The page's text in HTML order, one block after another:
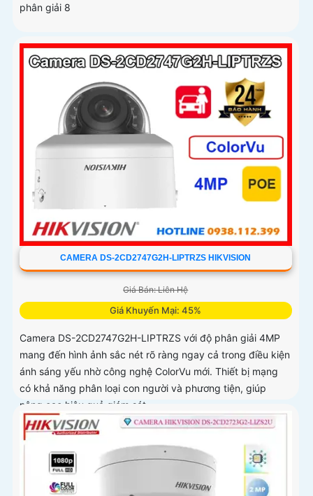
phân giải 8
CAMERA DS-2CD2747G2H-LIPTRZS HIKVISION
Giá Bán: Liên Hệ
Giá Khuyến Mại: 45%
Camera DS-2CD2747G2H-LIPTRZS với độ phân giải 4MP
mang đến hình ảnh sắc nét rõ ràng ngay cả trong điều kiện
ánh sáng yếu nhờ công nghệ ColorVu mới. Thiết bị mạng
có khả năng phân loại con người và phương tiện, giúp
nâng cao hiệu quả giám sát